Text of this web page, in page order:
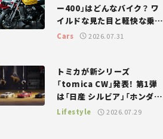
ー400」はどんなバイク？ ワ
イルドな見た目と軽快な乗り
味を両立した400ccフラット
Cars 2026.07.31
トミカが新シリーズ
「tomica CW」発表！ 第1弾
は「日産 シルビア」「ホンダ
NSX」が登場。世界が注目す
Lifestyle 2026.07.29